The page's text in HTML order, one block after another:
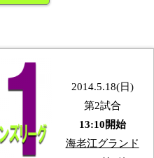
2014.5.18(日)
第2試合
13:10開始
海老江グランド